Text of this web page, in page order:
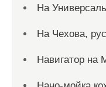
На
На Чехова,
Навигатор на